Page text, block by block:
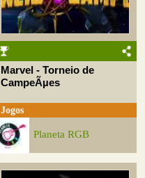
Marvel - Torneio de
CampeÃµes
Jogos
Planeta RGB